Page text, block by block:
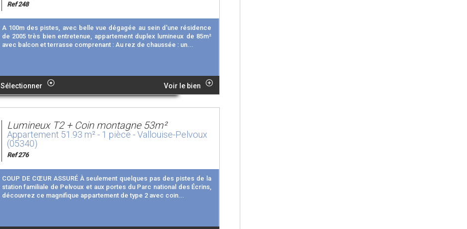
Ref 248
A 100m des pistes, avec belle vue dégagée au sein d'une résidence
de 2005 très bien entretenue, appartement duplex lumineux de 85m²
avec balcon et terrasse comprenant : Au rez de chaussée : un...
Sélectionner Voir le bien
Lumineux T2 + Coin montagne 53m²
Appartement 51.93 m² - 1 pièce - Vallouise-Pelvoux
(05340)
Ref 276
COUP DE CŒUR ASSURÉ À seulement quelques pas des pistes de la
station familiale de Pelvoux et aux portes du Parc national des Écrins,
découvrez ce magnifique appartement de type 2 avec coin...